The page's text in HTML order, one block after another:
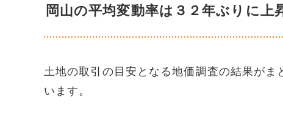
岡山の平均変動率は３２年ぶりに
土地の取引の目安となる地価調査の結果が
います。